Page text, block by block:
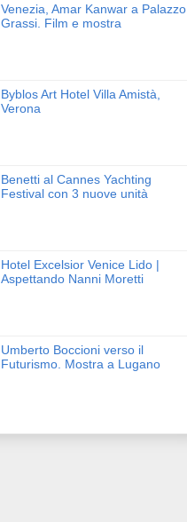
Venezia, Amar Kanwar a Palazzo
Grassi. Film e mostra
Byblos Art Hotel Villa Amistà,
Verona
Benetti al Cannes Yachting
Festival con 3 nuove unità
Hotel Excelsior Venice Lido |
Aspettando Nanni Moretti
Umberto Boccioni verso il
Futurismo. Mostra a Lugano